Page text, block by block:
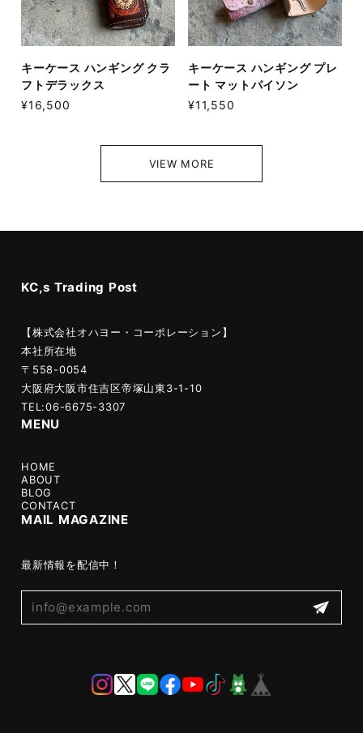
キーケース ハンギング クラ
フトデラックス
¥16,500
キーケース ハンギング プレ
ート マットパイソン
¥11,550
VIEW MORE
KC,s Trading Post
【株式会社オハヨー・コーポレーション】
本社所在地
〒558-0054
大阪府大阪市住吉区帝塚山東3-1-10
TEL:06-6675-3307
MENU
HOME
ABOUT
BLOG
CONTACT
MAIL MAGAZINE
最新情報を配信中！